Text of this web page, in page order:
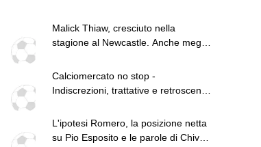
Malick Thiaw, cresciuto nella
stagione al Newcastle. Anche meglio
Calciomercato no stop -
Indiscrezioni, trattative e retroscena
L'ipotesi Romero, la posizione netta
su Pio Esposito e le parole di Chivu: